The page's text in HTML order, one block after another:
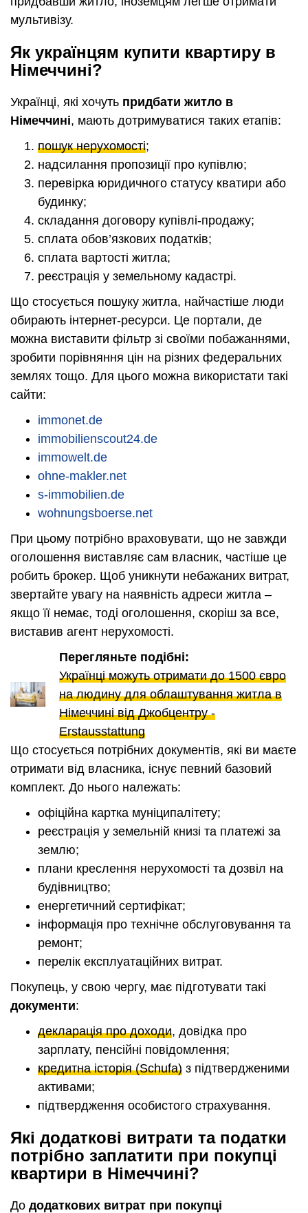
мультивізу.
Як українцям купити квартиру в
Німеччині?
Українці, які хочуть придбати житло в
Німеччині, мають дотримуватися таких етапів:
пошук нерухомості;
надсилання пропозиції про купівлю;
перевірка юридичного статусу кватири або
будинку;
складання договору купівлі-продажу;
сплата обов’язкових податків;
сплата вартості житла;
реєстрація у земельному кадастрі.
Що стосується пошуку житла, найчастіше люди
обирають інтернет-ресурси. Це портали, де
можна виставити фільтр зі своїми побажаннями,
зробити порівняння цін на різних федеральних
землях тощо. Для цього можна використати такі
сайти:
immonet.de
immobilienscout24.de
immowelt.de
ohne-makler.net
s-immobilien.de
wohnungsboerse.net
При цьому потрібно враховувати, що не завжди
оголошення виставляє сам власник, частіше це
робить брокер. Щоб уникнути небажаних витрат,
звертайте увагу на наявність адреси житла –
якщо її немає, тоді оголошення, скоріш за все,
виставив агент нерухомості.
Перегляньте подібні:
Українці можуть отримати до 1500 євро
на людину для облаштування житла в
Німеччині від Джобцентру -
Erstausstattung
Що стосується потрібних документів, які ви маєте
отримати від власника, існує певний базовий
комплект. До нього належать:
офіційна картка муніципалітету;
реєстрація у земельній книзі та платежі за
землю;
плани креслення нерухомості та дозвіл на
будівництво;
енергетичний сертифікат;
інформація про технічне обслуговування та
ремонт;
перелік експлуатаційних витрат.
Покупець, у свою чергу, має підготувати такі
документи:
декларація про доходи, довідка про
зарплату, пенсійні повідомлення;
кредитна історія (Schufa) з підтвердженими
активами;
підтвердження особистого страхування.
Які додаткові витрати та податки
потрібно заплатити при покупці
квартири в Німеччині?
До додаткових витрат при покупці